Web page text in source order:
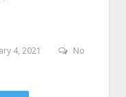
4, 2021
No